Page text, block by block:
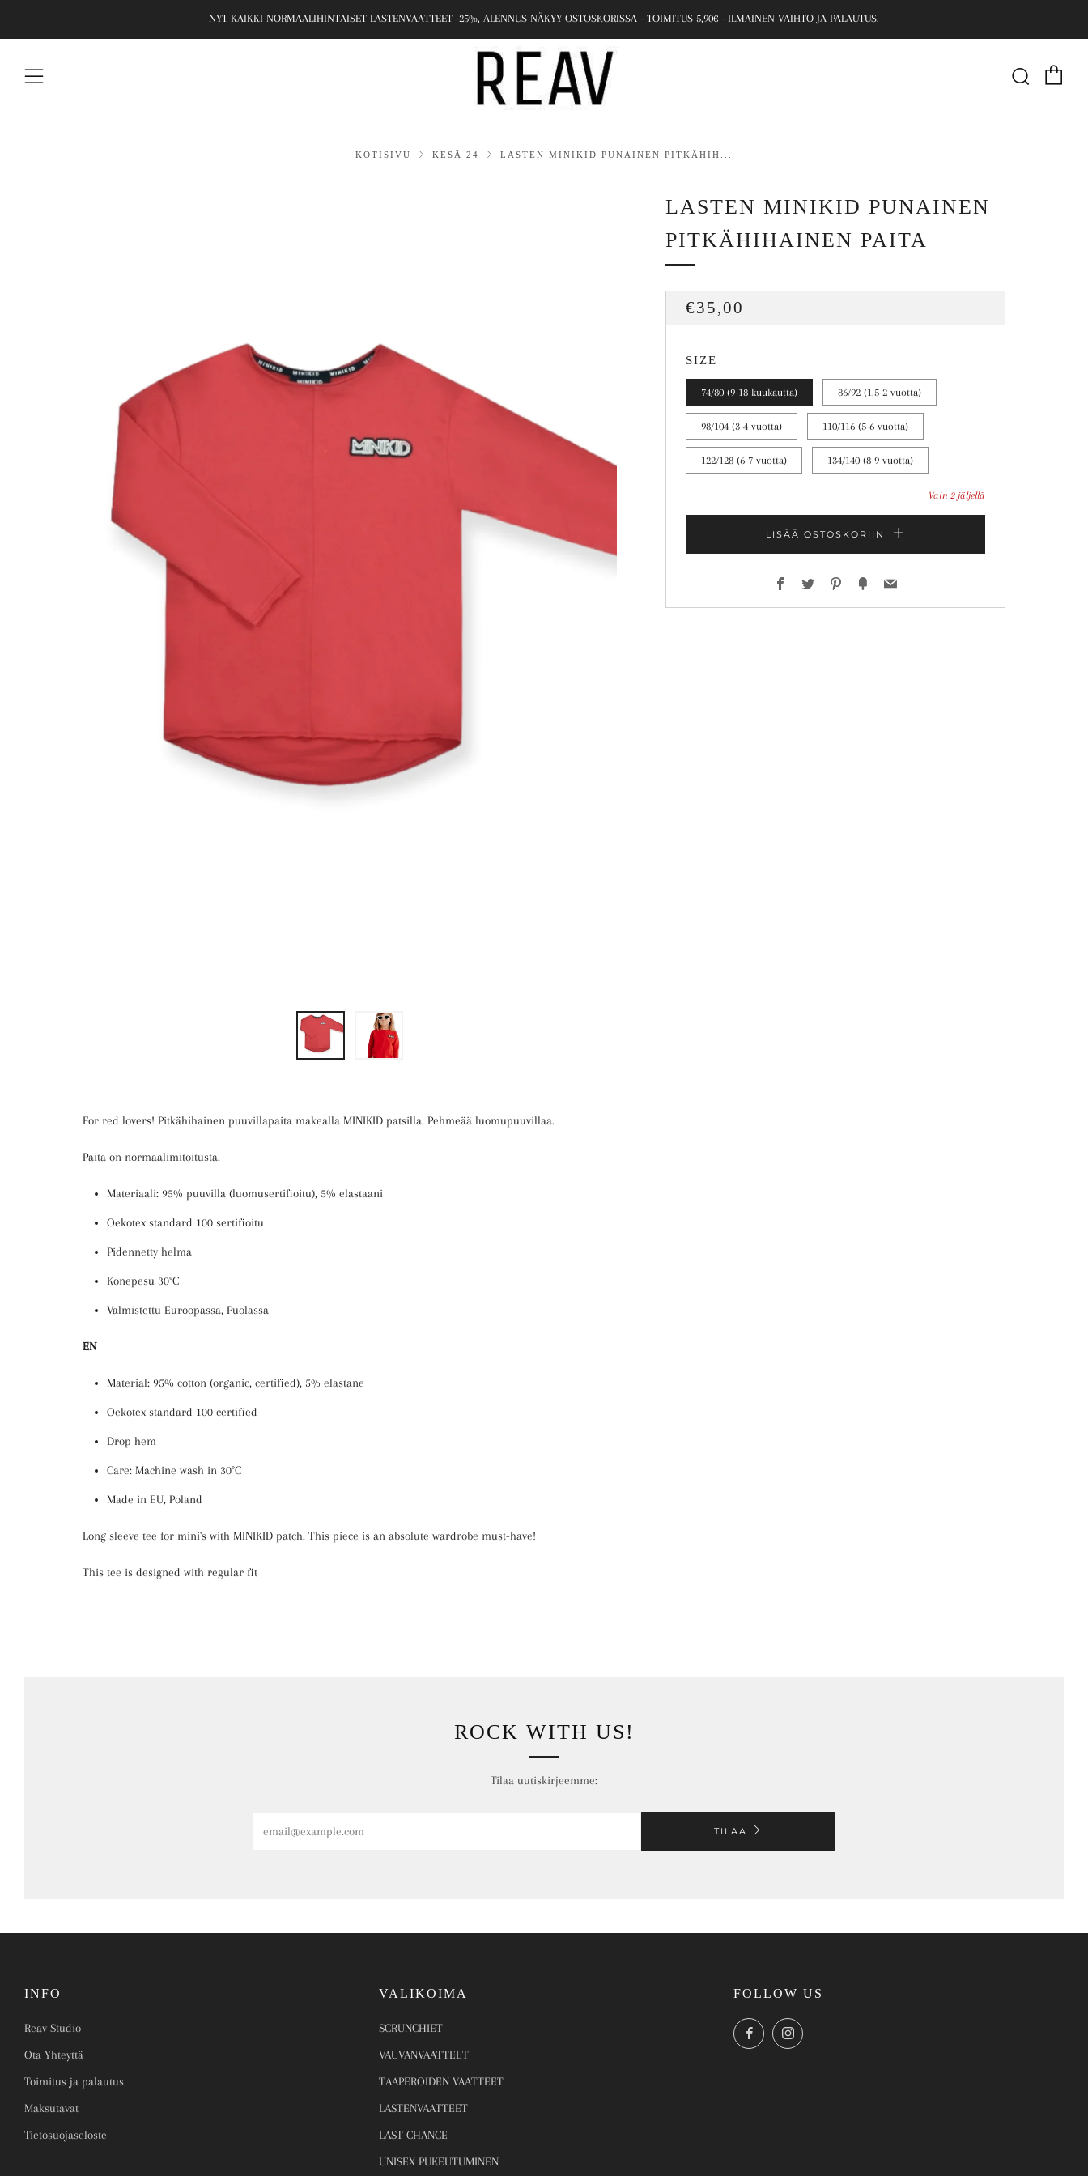
NYT KAIKKI NORMAALIHINTAISET LASTENVAATTEET -25%, ALENNUS NÄKYY OSTOSKORISSA - TOIMITUS 5,90€ - ILMAINEN VAIHTO JA PALAUTUS.
Valikko Haku
KOTISIVU KESÄ 24 LASTEN MINIKID PUNAINEN PITKÄHIH...
LASTEN MINIKID PUNAINEN
PITKÄHIHAINEN PAITA
NORMAALIHINTA
€35,00
SIZE
74/80 (9-18 kuukautta) 86/92 (1,5-2 vuotta)
98/104 (3-4 vuotta) 110/116 (5-6 vuotta)
122/128 (6-7 vuotta) 134/140 (8-9 vuotta)
Vain 2 jäljellä
LISÄÄ OSTOSKORIIN
Facebook
Twitter PinterestFancyEmail
For red lovers! Pitkähihainen puuvillapaita makealla MINIKID patsilla. Pehmeää luomupuuvillaa.
Paita on normaalimitoitusta.
Materiaali: 95% puuvilla (luomusertifioitu), 5% elastaani
Oekotex standard 100 sertifioitu
Pidennetty helma
Konepesu 30°C
Valmistettu Euroopassa, Puolassa
EN
Material: 95% cotton (organic, certified), 5% elastane
Oekotex standard 100 certified
Drop hem
Care: Machine wash in 30°C
Made in EU, Poland
Long sleeve tee for mini's with MINIKID patch. This piece is an absolute wardrobe must-have!
This tee is designed with regular fit
ROCK WITH US!
Tilaa uutiskirjeemme:
TILAA
INFO
Reav Studio
Ota Yhteyttä
Toimitus ja palautus
Maksutavat
Tietosuojaseloste
VALIKOIMA
SCRUNCHIET
VAUVANVAATTEET
TAAPEROIDEN VAATTEET
LASTENVAATTEET
LAST CHANCE
UNISEX PUKEUTUMINEN
FOLLOW US
FacebookInstagram